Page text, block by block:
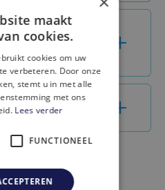
suivi après
SMILE
maakt
cookies.
cookies om uw
verbeteren. Door onze
stemt u in met alle
met ons
Lees verder
FUNCTIONEEL